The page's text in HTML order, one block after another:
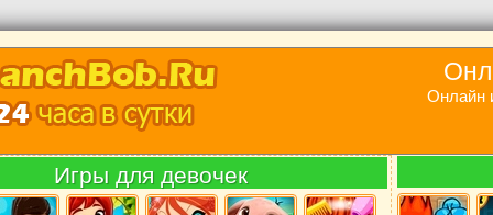
Онлайн
Игры для девочек